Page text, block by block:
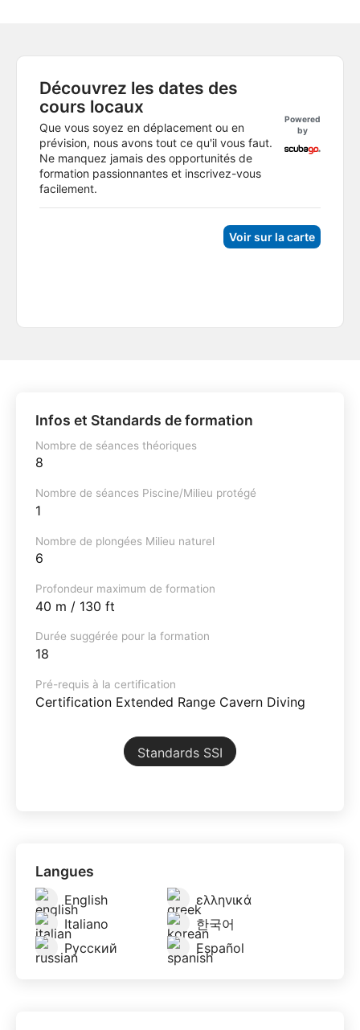
Découvrez les dates des
cours locaux
Que vous soyez en déplacement ou en
prévision, nous avons tout ce qu'il vous faut.
Ne manquez jamais des opportunités de
formation passionnantes et inscrivez-vous
facilement.
Powered
by
Voir sur la carte
Infos et Standards de formation
Nombre de séances théoriques
8
Nombre de séances Piscine/Milieu protégé
1
Nombre de plongées Milieu naturel
6
Profondeur maximum de formation
40 m / 130 ft
Durée suggérée pour la formation
18
Pré-requis à la certification
Certification Extended Range Cavern Diving
Standards SSI
Langues
English
ελληνικά
Italiano
한국어
Русский
Español